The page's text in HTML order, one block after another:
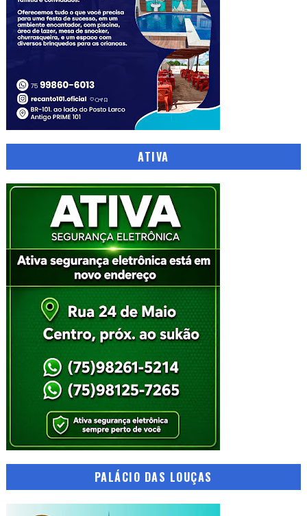
ATIVA
PALÁCIO DAS LOUÇAS